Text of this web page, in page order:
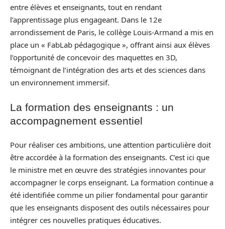
entre élèves et enseignants, tout en rendant
l’apprentissage plus engageant. Dans le 12e
arrondissement de Paris, le collège Louis-Armand a mis en
place un « FabLab pédagogique », offrant ainsi aux élèves
l’opportunité de concevoir des maquettes en 3D,
témoignant de l’intégration des arts et des sciences dans
un environnement immersif.
La formation des enseignants : un
accompagnement essentiel
Pour réaliser ces ambitions, une attention particulière doit
être accordée à la formation des enseignants. C’est ici que
le ministre met en œuvre des stratégies innovantes pour
accompagner le corps enseignant. La formation continue a
été identifiée comme un pilier fondamental pour garantir
que les enseignants disposent des outils nécessaires pour
intégrer ces nouvelles pratiques éducatives.